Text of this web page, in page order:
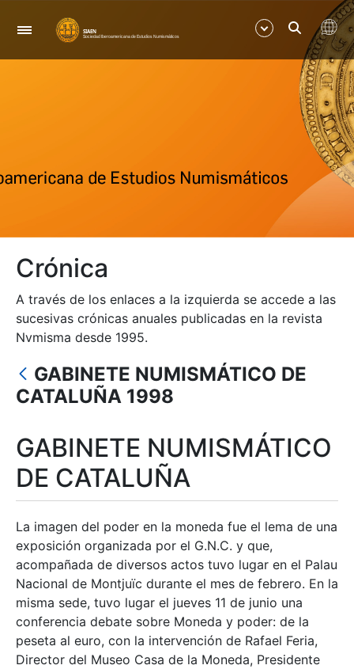
Navegación
Mostrar/Ocultar
Mostrar/Ocultar
Crónica
A través de los enlaces a la izquierda se accede a las
sucesivas crónicas anuales publicadas en la revista
Nvmisma desde 1995.
GABINETE NUMISMÁTICO DE
CATALUÑA 1998
GABINETE NUMISMÁTICO
DE CATALUÑA
La imagen del poder en la moneda fue el lema de una
exposición organizada por el G.N.C. y que,
acompañada de diversos actos tuvo lugar en el Palau
Nacional de Montjuïc durante el mes de febrero. En la
misma sede, tuvo lugar el jueves 11 de junio una
conferencia debate sobre Moneda y poder: de la
peseta al euro, con la intervención de Rafael Feria,
Director del Museo Casa de la Moneda, Presidente